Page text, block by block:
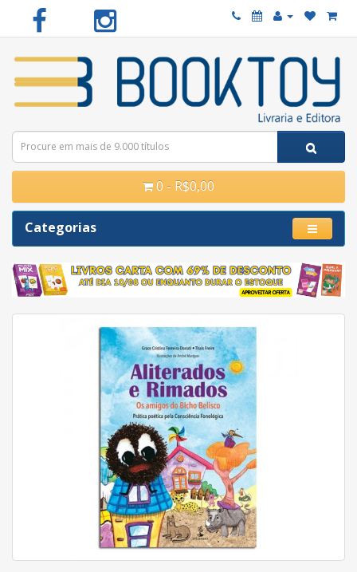
0 - R$0,00
Categorias